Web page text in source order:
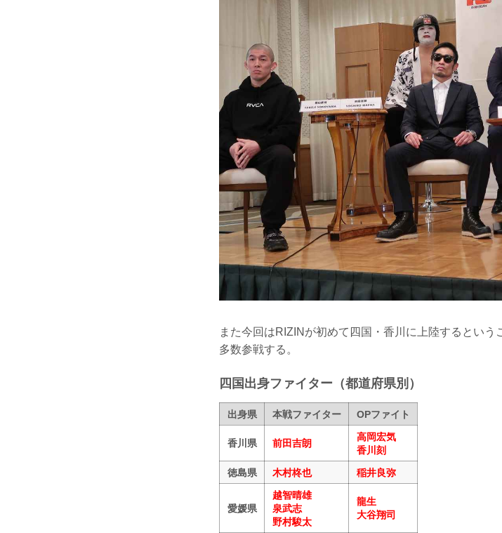
また今回はRIZINが初めて四国・香川に上陸するとい
多数参戦する。
四国出身ファイター（都道府県別）
出身県 本戦ファイター OPファイト
香川県 前田吉朗
高岡宏気
香川刻
徳島県
木村柊也 稲井良弥
愛媛県
越智晴雄
泉武志
野村駿太
龍生
大谷翔司